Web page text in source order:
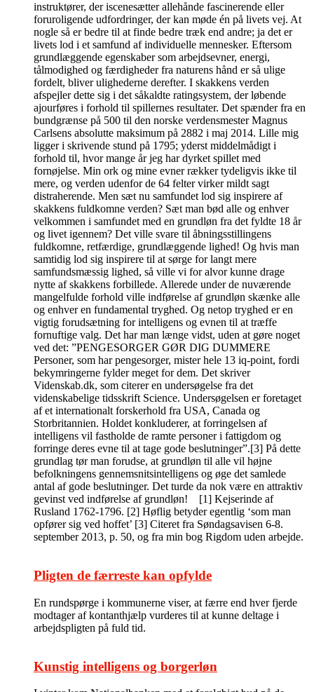
instruktører, der iscenesætter allehånde fascinerende eller
foruroligende udfordringer, der kan møde én på livets vej. At
nogle så er bedre til at finde bedre træk end andre; ja det er
livets lod i et samfund af individuelle mennesker. Eftersom
grundlæggende egenskaber som arbejdsevner, energi,
tålmodighed og færdigheder fra naturens hånd er så ulige
fordelt, bliver ulighederne derefter. I skakkens verden
afspejler dette sig i det såkaldte ratingsystem, der løbende
ajourføres i forhold til spillernes resultater. Det spænder fra en
bundgrænse på 500 til den norske verdensmester Magnus
Carlsens absolutte maksimum på 2882 i maj 2014. Lille mig
ligger i skrivende stund på 1795; yderst middelmådigt i
forhold til, hvor mange år jeg har dyrket spillet med
fornøjelse. Min ork og mine evner rækker tydeligvis ikke til
mere, og verden udenfor de 64 felter virker mildt sagt
distraherende. Men sæt nu samfundet lod sig inspirere af
skakkens fuldkomne verden? Sæt man bød alle og enhver
velkommen i samfundet med en grundløn fra det fyldte 18 år
og livet igennem? Det ville svare til åbningsstillingens
fuldkomne, retfærdige, grundlæggende lighed! Og hvis man
samtidig lod sig inspirere til at sørge for langt mere
samfundsmæssig lighed, så ville vi for alvor kunne drage
nytte af skakkens forbillede. Allerede under de nuværende
mangelfulde forhold ville indførelse af grundløn skænke alle
og enhver en fundamental tryghed. Og netop tryghed er en
vigtig forudsætning for intelligens og evnen til at træffe
fornuftige valg. Det har man længe vidst, uden at gøre noget
ved det: ”PENGESORGER GØR DIG DUMMERE
Personer, som har pengesorger, mister hele 13 iq-point, fordi
bekymringerne fylder meget for dem. Det skriver
Videnskab.dk, som citerer en undersøgelse fra det
videnskabelige tidsskrift Science. Undersøgelsen er foretaget
af et internationalt forskerhold fra USA, Canada og
Storbritannien. Holdet konkluderer, at forringelsen af
intelligens vil fastholde de ramte personer i fattigdom og
forringe deres evne til at tage gode beslutninger”.[3] På dette
grundlag tør man forudse, at grundløn til alle vil højne
befolkningens gennemsnitsintelligens og øge det samlede
antal af gode beslutninger. Det turde da nok være en attraktiv
gevinst ved indførelse af grundløn! [1] Kejserinde af
Rusland 1762-1796. [2] Høflig betyder egentlig ‘som man
opfører sig ved hoffet’ [3] Citeret fra Søndagsavisen 6-8.
september 2013, p. 50, og fra min bog Rigdom uden arbejde.
Pligten de færreste kan opfylde
En rundspørge i kommunerne viser, at færre end hver fjerde
modtager af kontanthjælp vurderes til at kunne deltage i
arbejdspligten på fuld tid.
Kunstig intelligens og borgerløn